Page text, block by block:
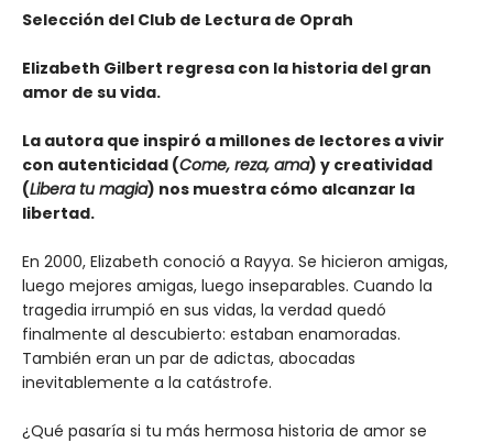
Selección del Club de Lectura de Oprah
Elizabeth Gilbert regresa con la historia del gran
amor de su vida.
La autora que inspiró a millones de lectores a vivir
con autenticidad (Come, reza, ama) y creatividad
(Libera tu magia) nos muestra cómo alcanzar la
libertad.
En 2000, Elizabeth conoció a Rayya. Se hicieron amigas,
luego mejores amigas, luego inseparables. Cuando la
tragedia irrumpió en sus vidas, la verdad quedó
finalmente al descubierto: estaban enamoradas.
También eran un par de adictas, abocadas
inevitablemente a la catástrofe.
¿Qué pasaría si tu más hermosa historia de amor se